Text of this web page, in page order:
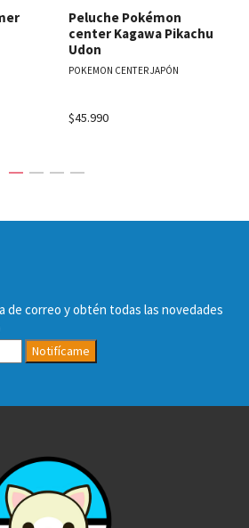
Peluche Pokémon
center Kagawa Pikachu
Udon
POKEMON CENTER JAPÓN
$45.990
de correo y obtén todas las novedades
Notifícame